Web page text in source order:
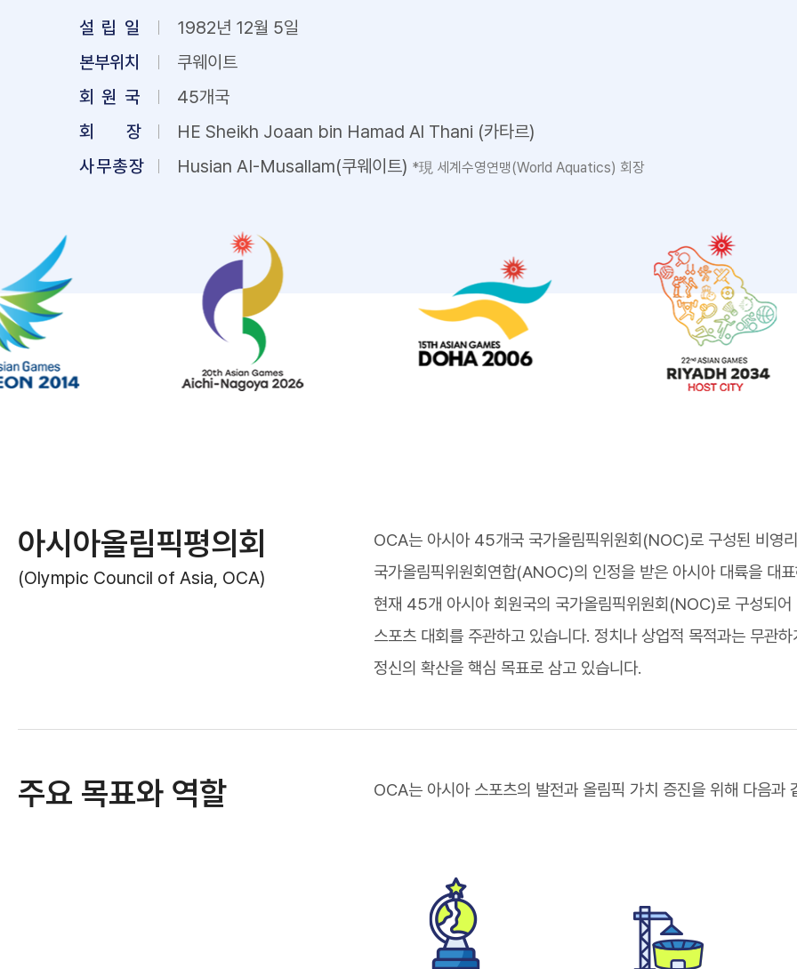
설 립 일
1982년 12월 5일
본부위치
쿠웨이트
회 원 국
45개국
회 장
HE Sheikh Joaan bin Hamad Al Thani (카타르)
사무총장
Husian AI-Musallam(쿠웨이트) *現 세계수영연맹(World Aquatics) 회장
아시아올림픽평의회
(Olympic Council of Asia, OCA)
OCA는 아시아 45개국 국가올림픽위원회(NOC)로 구성된 비영
국가올림픽위원회연합(ANOC)의 인정을 받은 아시아 대륙을 대
현재 45개 아시아 회원국의 국가올림픽위원회(NOC)로 구성되
스포츠 대회를 주관하고 있습니다. 정치나 상업적 목적과는 무관
정신의 확산을 핵심 목표로 삼고 있습니다.
주요 목표와 역할 OCA는 아시아 스포츠의 발전과 올림픽 가치 증진을 위해 다음과